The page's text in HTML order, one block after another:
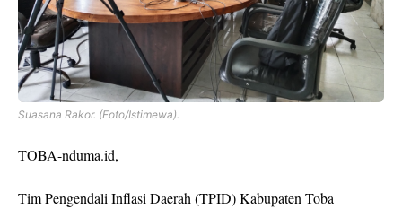
Suasana Rakor. (Foto/Istimewa).
TOBA-nduma.id,
Tim Pengendali Inflasi Daerah (TPID) Kabupaten Toba